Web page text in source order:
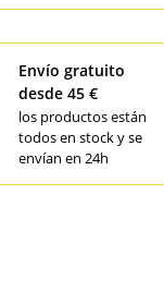
Envío gratuito
desde 45 €
los productos están
todos en stock y se
envían en 24h